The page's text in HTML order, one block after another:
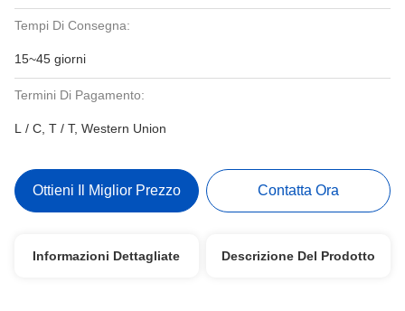
Tempi Di Consegna:
15~45 giorni
Termini Di Pagamento:
L / C, T / T, Western Union
Ottieni Il Miglior Prezzo Contatta Ora
Informazioni Dettagliate Descrizione Del Prodotto